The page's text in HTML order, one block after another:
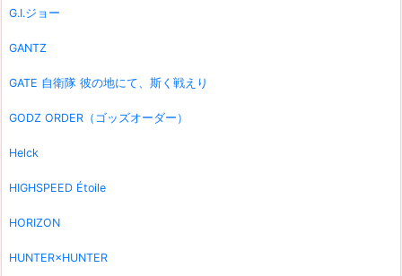
G.I.ジョー
GANTZ
GATE 自衛隊 彼の地にて、斯く戦えり
GODZ ORDER（ゴッズオーダー）
Helck
HIGHSPEED Étoile
HORIZON
HUNTER×HUNTER